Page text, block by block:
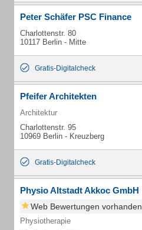
Peter Schäfer PSC Finance
Charlottenstr. 80
10117 Berlin - Mitte
Gratis-Digitalcheck
Pfeifer Architekten
Architektur
Charlottenstr. 95
10969 Berlin - Kreuzberg
Gratis-Digitalcheck
Physio Altstadt Akkoc GmbH
Web Bewertungen vorhanden
Physiotherapie